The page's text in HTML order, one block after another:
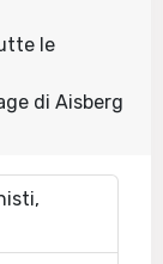
le
di Aisberg